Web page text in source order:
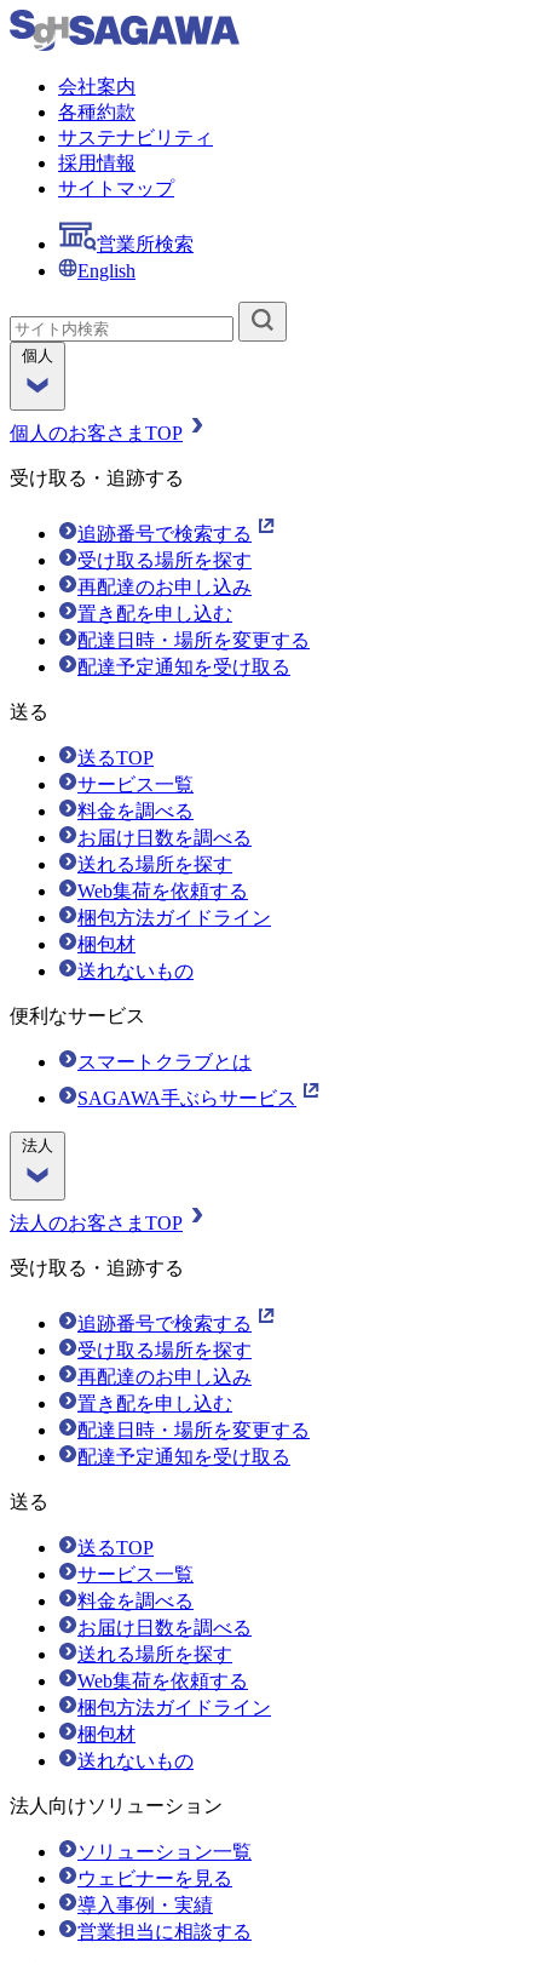
会社案内
各種約款
サステナビリティ
採用情報
サイトマップ
営業所検索
English
個人
個人のお客さまTOP
受け取る・追跡する
追跡番号で検索する
受け取る場所を探す
再配達のお申し込み
置き配を申し込む
配達日時・場所を変更する
配達予定通知を受け取る
送る
送るTOP
サービス一覧
料金を調べる
お届け日数を調べる
送れる場所を探す
Web集荷を依頼する
梱包方法ガイドライン
梱包材
送れないもの
便利なサービス
スマートクラブとは
SAGAWA手ぶらサービス
法人
法人のお客さまTOP
受け取る・追跡する
追跡番号で検索する
受け取る場所を探す
再配達のお申し込み
置き配を申し込む
配達日時・場所を変更する
配達予定通知を受け取る
送る
送るTOP
サービス一覧
料金を調べる
お届け日数を調べる
送れる場所を探す
Web集荷を依頼する
梱包方法ガイドライン
梱包材
送れないもの
法人向けソリューション
ソリューション一覧
ウェビナーを見る
導入事例・実績
営業担当に相談する